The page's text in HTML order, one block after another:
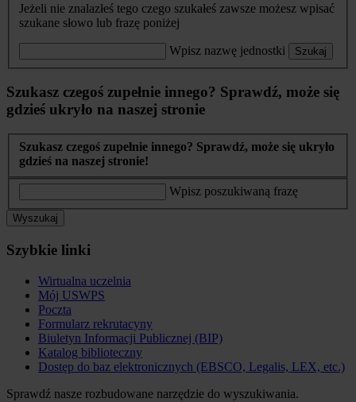
Jeżeli nie znalazłeś tego czego szukałeś zawsze możesz wpisać
szukane słowo lub frazę poniżej
Wpisz nazwę jednostki Szukaj
Szukasz czegoś zupełnie innego? Sprawdź, może się
gdzieś ukryło na naszej stronie
Szukasz czegoś zupełnie innego? Sprawdź, może się ukryło
gdzieś na naszej stronie!
Wpisz poszukiwaną frazę
Wyszukaj
Szybkie linki
Wirtualna uczelnia
Mój USWPS
Poczta
Formularz rekrutacyny
Biuletyn Informacji Publicznej (BIP)
Katalog biblioteczny
Dostęp do baz elektronicznych (EBSCO, Legalis, LEX, etc.)
Sprawdź nasze rozbudowane narzędzie do wyszukiwania.